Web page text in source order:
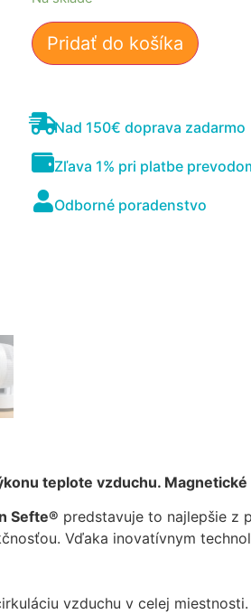
Pridať do košíka
Nad 150€ doprava zadarmo
Zľava 1% pri platbe
Odborné poradenstvo
teplote vzduchu.
Sefte® predstavuje to najlepšie z
Vďaka inovatívnym
vzduchu v celej
Nevyhnutné
Tieto súbory
cookie nie sú
voliteľné. Sú
stránky na
základe
spôsobu
používania
webovej